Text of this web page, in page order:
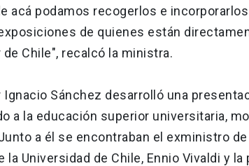
acá podamos recogerlos e
de quienes están
Chile", recalcó la ministra.
Ignacio Sánchez desarrolló una
a la educación superior universitaria,
a él se encontraban el exministro de
la Universidad de Chile, Ennio Vivaldi y